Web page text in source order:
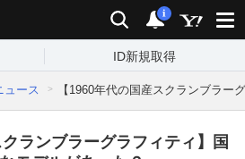
検索 通知
i
ID新規取得
ュース 【1960年代の国産スクランブラ
クランブラーグラフィティ】国